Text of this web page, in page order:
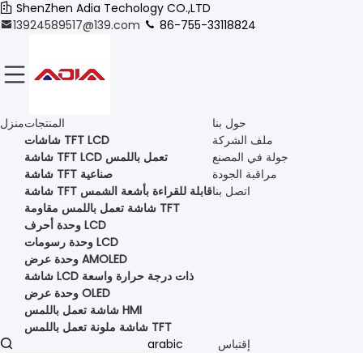
ShenZhen Adia Techology CO.,LTD
13924589517@139.com
86-755-33118824
منزلالمنتجات
شاشات TFT LCD
شاشة TFT LCD تعمل باللمس
شاشة TFT صناعية
شاشة TFT قابلة للقراءة بأشعة الشمس
شاشة تعمل باللمس مقاومة TFT
وحدة أحرف LCD
وحدة رسومات LCD
وحدة عرض AMOLED
شاشة LCD ذات درجة حرارة واسعة
وحدة عرض OLED
شاشة تعمل باللمس HMI
شاشة ملونة تعمل باللمس TFT
حول بنا
ملف الشركة
جولة في المصنع
مراقبة الجودة
اتصل بنا
arabic
إقتباس